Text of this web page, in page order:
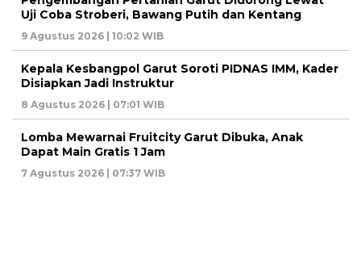
Uji Coba Stroberi, Bawang Putih dan Kentang
9 Agustus 2026 | 10:02 WIB
Kepala Kesbangpol Garut Soroti PIDNAS IMM, Kader
Disiapkan Jadi Instruktur
8 Agustus 2026 | 07:01 WIB
Lomba Mewarnai Fruitcity Garut Dibuka, Anak
Dapat Main Gratis 1 Jam
7 Agustus 2026 | 07:37 WIB